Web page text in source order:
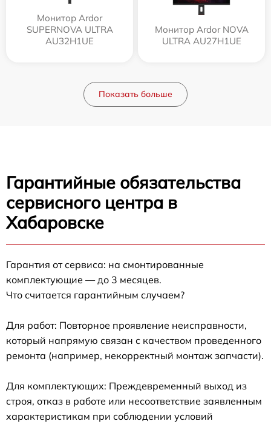
Монитор Ardor
SUPERNOVA ULTRA
AU32H1UE
Монитор Ardor NOVA
ULTRA AU27H1UE
Показать больше
Гарантийные обязательства
сервисного центра в
Хабаровске
Гарантия от сервиса: на смонтированные
комплектующие — до 3 месяцев.
Что считается гарантийным случаем?
Для работ: Повторное проявление неисправности,
который напрямую связан с качеством проведенного
ремонта (например, некорректный монтаж запчасти).
Для комплектующих: Преждевременный выход из
строя, отказ в работе или несоответствие заявленным
характеристикам при соблюдении условий